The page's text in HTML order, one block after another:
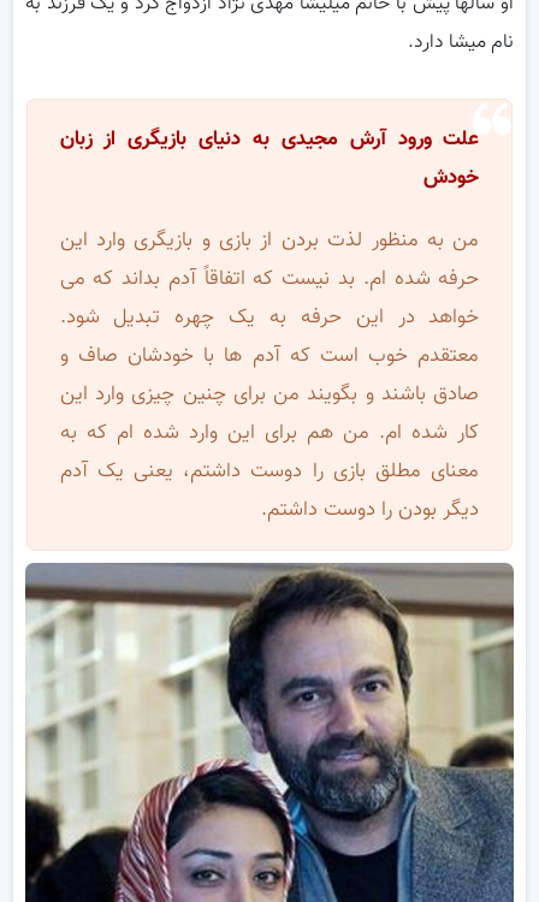
نام میشا دارد.
علت ورود آرش مجیدی به دنیای بازیگری از زبان
خودش
من به منظور لذت بردن از بازی و بازیگری وارد این
حرفه شده ام. بد نیست که اتفاقاً آدم بداند که می
خواهد در این حرفه به یک چهره تبدیل شود.
معتقدم خوب است که آدم ها با خودشان صاف و
صادق باشند و بگویند من برای چنین چیزی وارد این
کار شده ام. من هم برای این وارد شده ام که به
معنای مطلق بازی را دوست داشتم، یعنی یک آدم
دیگر بودن را دوست داشتم.